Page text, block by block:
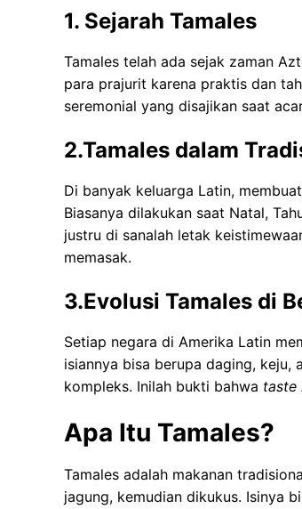
1. Sejarah Tamales
Tamales telah ada sejak zaman
para prajurit karena praktis dan
seremonial yang disajikan saat
2.Tamales dalam
Di banyak keluarga Latin,
Biasanya dilakukan saat Natal,
justru di sanalah letak
memasak.
3.Evolusi Tamales di
Setiap negara di Amerika Latin
isiannya bisa berupa daging, keju,
kompleks. Inilah bukti bahwa taste
Apa Itu Tamales?
Tamales adalah makanan
jagung, kemudian dikukus. Isinya